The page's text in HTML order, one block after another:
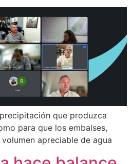
que produzca
para que los embalses,
apreciable de agua